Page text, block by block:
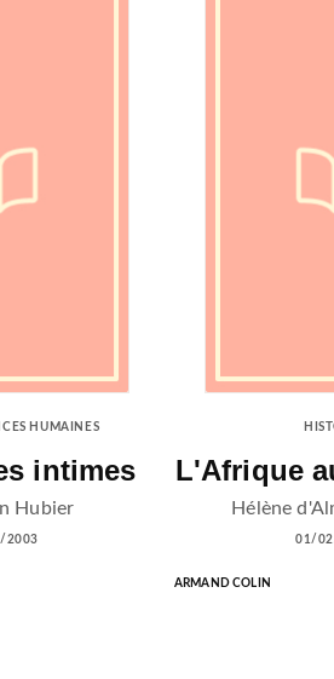
HUMAINES
intimes
Hubier
2003
L'Afrique
Hélène
01/
ARMAND COLIN